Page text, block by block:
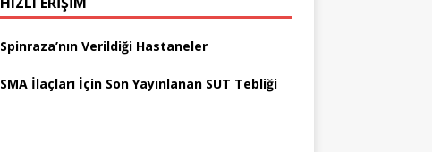
Spinraza’nın Verildiği Hastaneler
SMA İlaçları İçin Son Yayınlanan SUT Tebliği